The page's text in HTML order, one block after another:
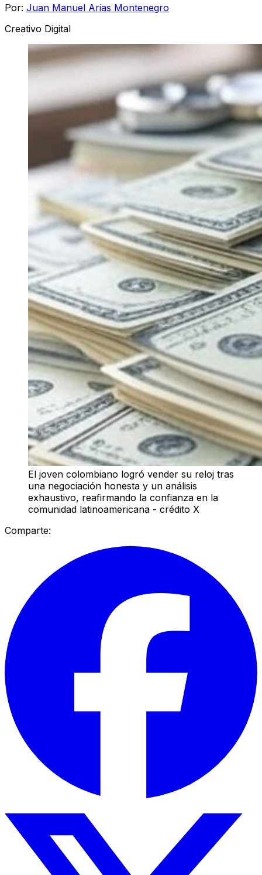
Por: Juan Manuel Arias Montenegro
Creativo Digital
El joven colombiano logró vender su reloj tras
una negociación honesta y un análisis
exhaustivo, reafirmando la confianza en la
comunidad latinoamericana - crédito X
Comparte: